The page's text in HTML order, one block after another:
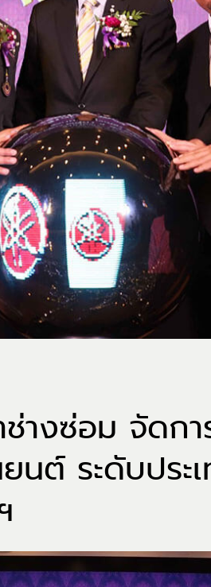
ช่างซ่อม จัดก
นต์ ระดับประ